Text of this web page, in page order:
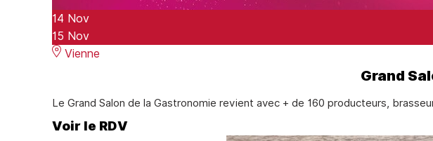
14 Nov
15 Nov
Vienne
Grand
Le Grand Salon de la Gastronomie revient avec + de 160 producteurs,
Voir le RDV